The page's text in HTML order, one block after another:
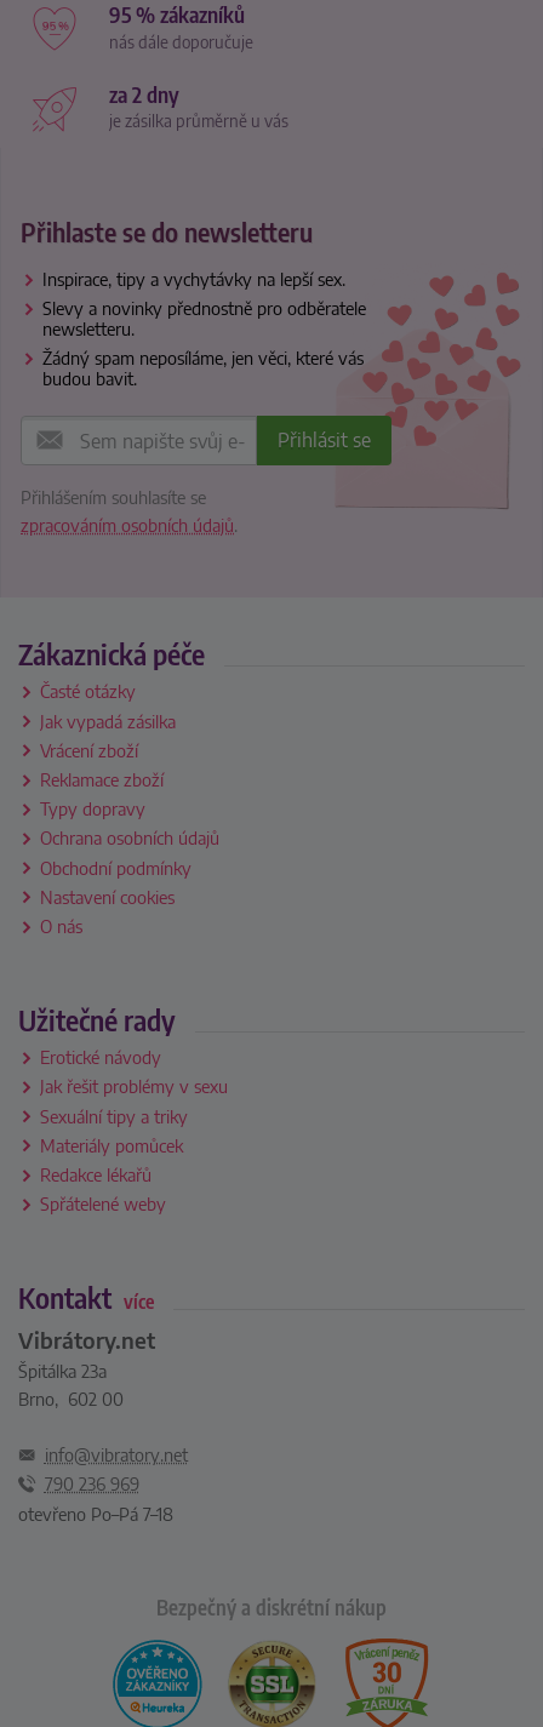
95 % zákazníků
nás dále doporučuje
za 2 dny
je zásilka průměrně u vás
Přihlaste se do newsletteru
Inspirace, tipy a vychytávky na lepší sex.
Slevy a novinky přednostně pro odběratele
newsletteru.
Žádný spam neposíláme, jen věci, které vás
budou bavit.
Přihlášením souhlasíte se
zpracováním osobních údajů.
Zákaznická péče
Časté otázky
Jak vypadá zásilka
Vrácení zboží
Reklamace zboží
Typy dopravy
Ochrana osobních údajů
Obchodní podmínky
Nastavení cookies
O nás
Užitečné rady
Erotické návody
Jak řešit problémy v sexu
Sexuální tipy a triky
Materiály pomůcek
Redakce lékařů
Spřátelené weby
Kontakt více
Vibrátory.net
Špitálka 23a
Brno, 602 00
info@vibratory.net
790 236 969
otevřeno Po–Pá 7–18
Bezpečný a diskrétní nákup